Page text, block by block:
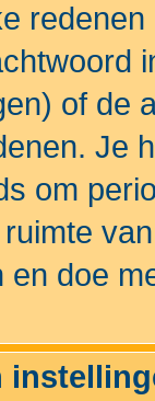
of de
Je
om
doe